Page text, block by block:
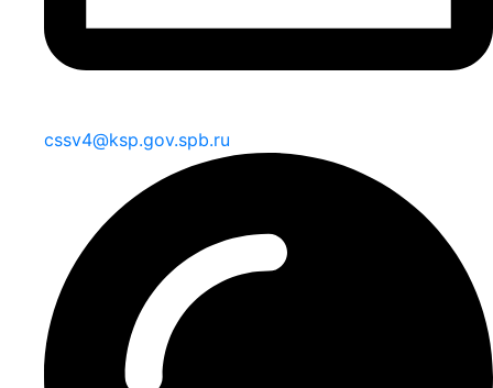
cssv4@ksp.gov.spb.ru